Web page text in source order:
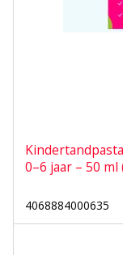
0–6 jaar – 50
4068884000635